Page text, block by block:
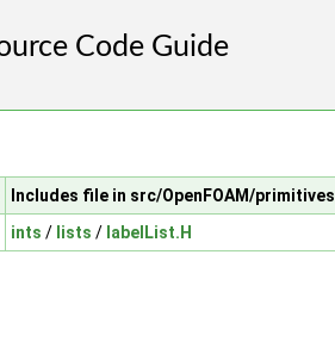
Includes file in src/OpenFOAM/primitives
ints / lists / labelList.H